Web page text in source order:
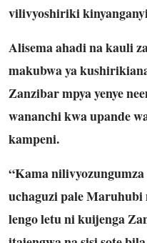
vilivyoshiriki
Alisema ahadi na kauli
makubwa ya
Zanzibar mpya yenye
wananchi kwa upande
kampeni.
“Kama
uchaguzi pale Maruhubi
lengo letu ni kuijenga